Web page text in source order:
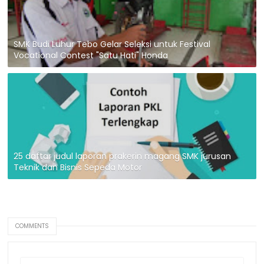
SMK Budi Luhur Tebo Gelar Seleksi untuk Festival
Vocational Contest "Satu Hati" Honda
25 daftar judul laporan prakerin magang SMK jurusan
Teknik dan Bisnis Sepeda Motor
COMMENTS